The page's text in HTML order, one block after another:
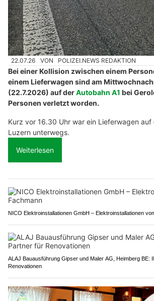
22.07.26 VON POLIZEI.NEWS REDAKTION
Bei einer Kollision zwischen einem
einem Lieferwagen sind am
(22.7.2026) auf derAutobahn A1 bei
Personen verletzt worden.
Kurz vor 16.30 Uhr war ein Lieferwagen auf
Luzern unterwegs.
Weiterlesen
NICO Elektroinstallationen GmbH – Elektroinstallationen
ALAJ Bauausführung Gipser und Maler AG, Heimberg BE:
Renovationen